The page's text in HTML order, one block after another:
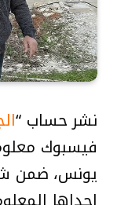
نشر حساب “
فيسبوك
يونس، ضمن